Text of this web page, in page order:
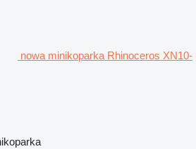
nowa minikoparka Rhinoceros XN10-